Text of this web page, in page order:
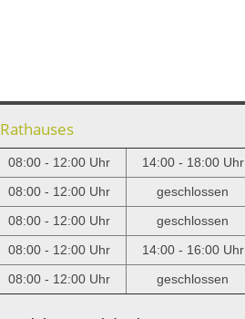
08:00 - 12:00 Uhr
14:00 - 18:00 Uhr
08:00 - 12:00 Uhr
geschlossen
08:00 - 12:00 Uhr
geschlossen
08:00 - 12:00 Uhr
14:00 - 16:00 Uhr
08:00 - 12:00 Uhr geschlossen